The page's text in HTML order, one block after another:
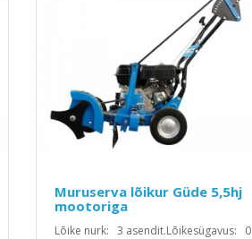
Muruserva lõikur Güde 5,5hj
mootoriga
Lõike nurk: 3 asendit.Lõikesügavus: 0